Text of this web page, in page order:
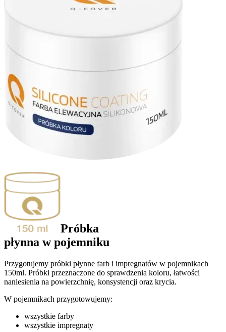
Próbka
płynna wpojemniku
Przygotujemy próbki płynne farb i impregnatów w pojemnikach
150ml. Próbki przeznaczone do sprawdzenia koloru, łatwości
naniesienia na powierzchnię, konsystencji oraz krycia.
W pojemnikach przygotowujemy:
wszystkie farby
wszystkie impregnaty